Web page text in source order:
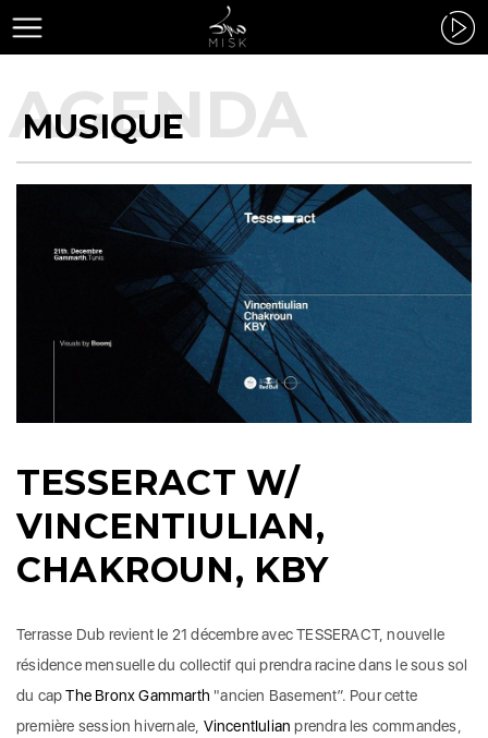
MUSIQUE
TESSERACT W/
VINCENTIULIAN,
CHAKROUN, KBY
Terrasse Dub revient le 21 décembre avec TESSERACT, nouvelle
résidence mensuelle du collectif qui prendra racine dans le sous sol
du capThe Bronx Gammarth "ancien Basement”. Pour cette
première session hivernale, VincentIulian prendra les commandes,